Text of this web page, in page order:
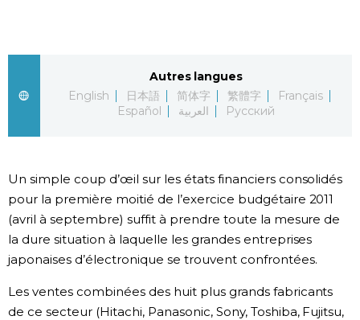
Tokyo
Autres langues
English
日本語 简体字 繁體字
Français
Español
العربية Русский
Un simple coup d’œil sur les états financiers consolidés
pour la première moitié de l’exercice budgétaire 2011
(avril à septembre) suffit à prendre toute la mesure de
la dure situation à laquelle les grandes entreprises
japonaises d’électronique se trouvent confrontées.
Les ventes combinées des huit plus grands fabricants
de ce secteur (Hitachi, Panasonic, Sony, Toshiba, Fujitsu,